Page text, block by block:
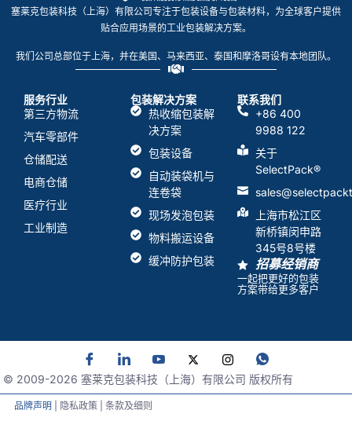
塞莱克包装科技（上海）有限公司专注于包装设备与包装材料，为全球客户提供
贴合应用场景的工业包装解决方案。
我们公司总部位于上海，并在美国、马来西亚、泰国和摩洛哥设有本地团队。
服务行业
第三方物流
汽车零部件
仓储配送
电商仓储
医疗行业
工业制造
包装解决方案
热收缩包装解
决方案
包装设备
自动装袋机与
连卷袋
现场发泡包装
物料搬运设备
缓冲防护包装
联系我们
+86 400
9988 122
关于
SelectPack®
上海市松江区
新桥镇闵申路
345号8号楼
招募经销商
一起把更好的包装
方案带给更多客户
© 2009-2026 塞莱克包装科技（上海）有限公司 版权所有
品牌声明 | 隐私政策 | 条款及细则